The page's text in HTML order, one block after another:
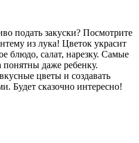
подать закуски? Посмотрите
из лука! Цветок украсит
блюдо, салат, нарезку. Самые
даже ребенку.
цветы и создавать
Будет сказочно интересно!